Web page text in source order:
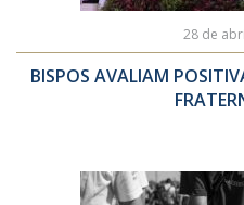
28 de
BISPOS AVALIAM